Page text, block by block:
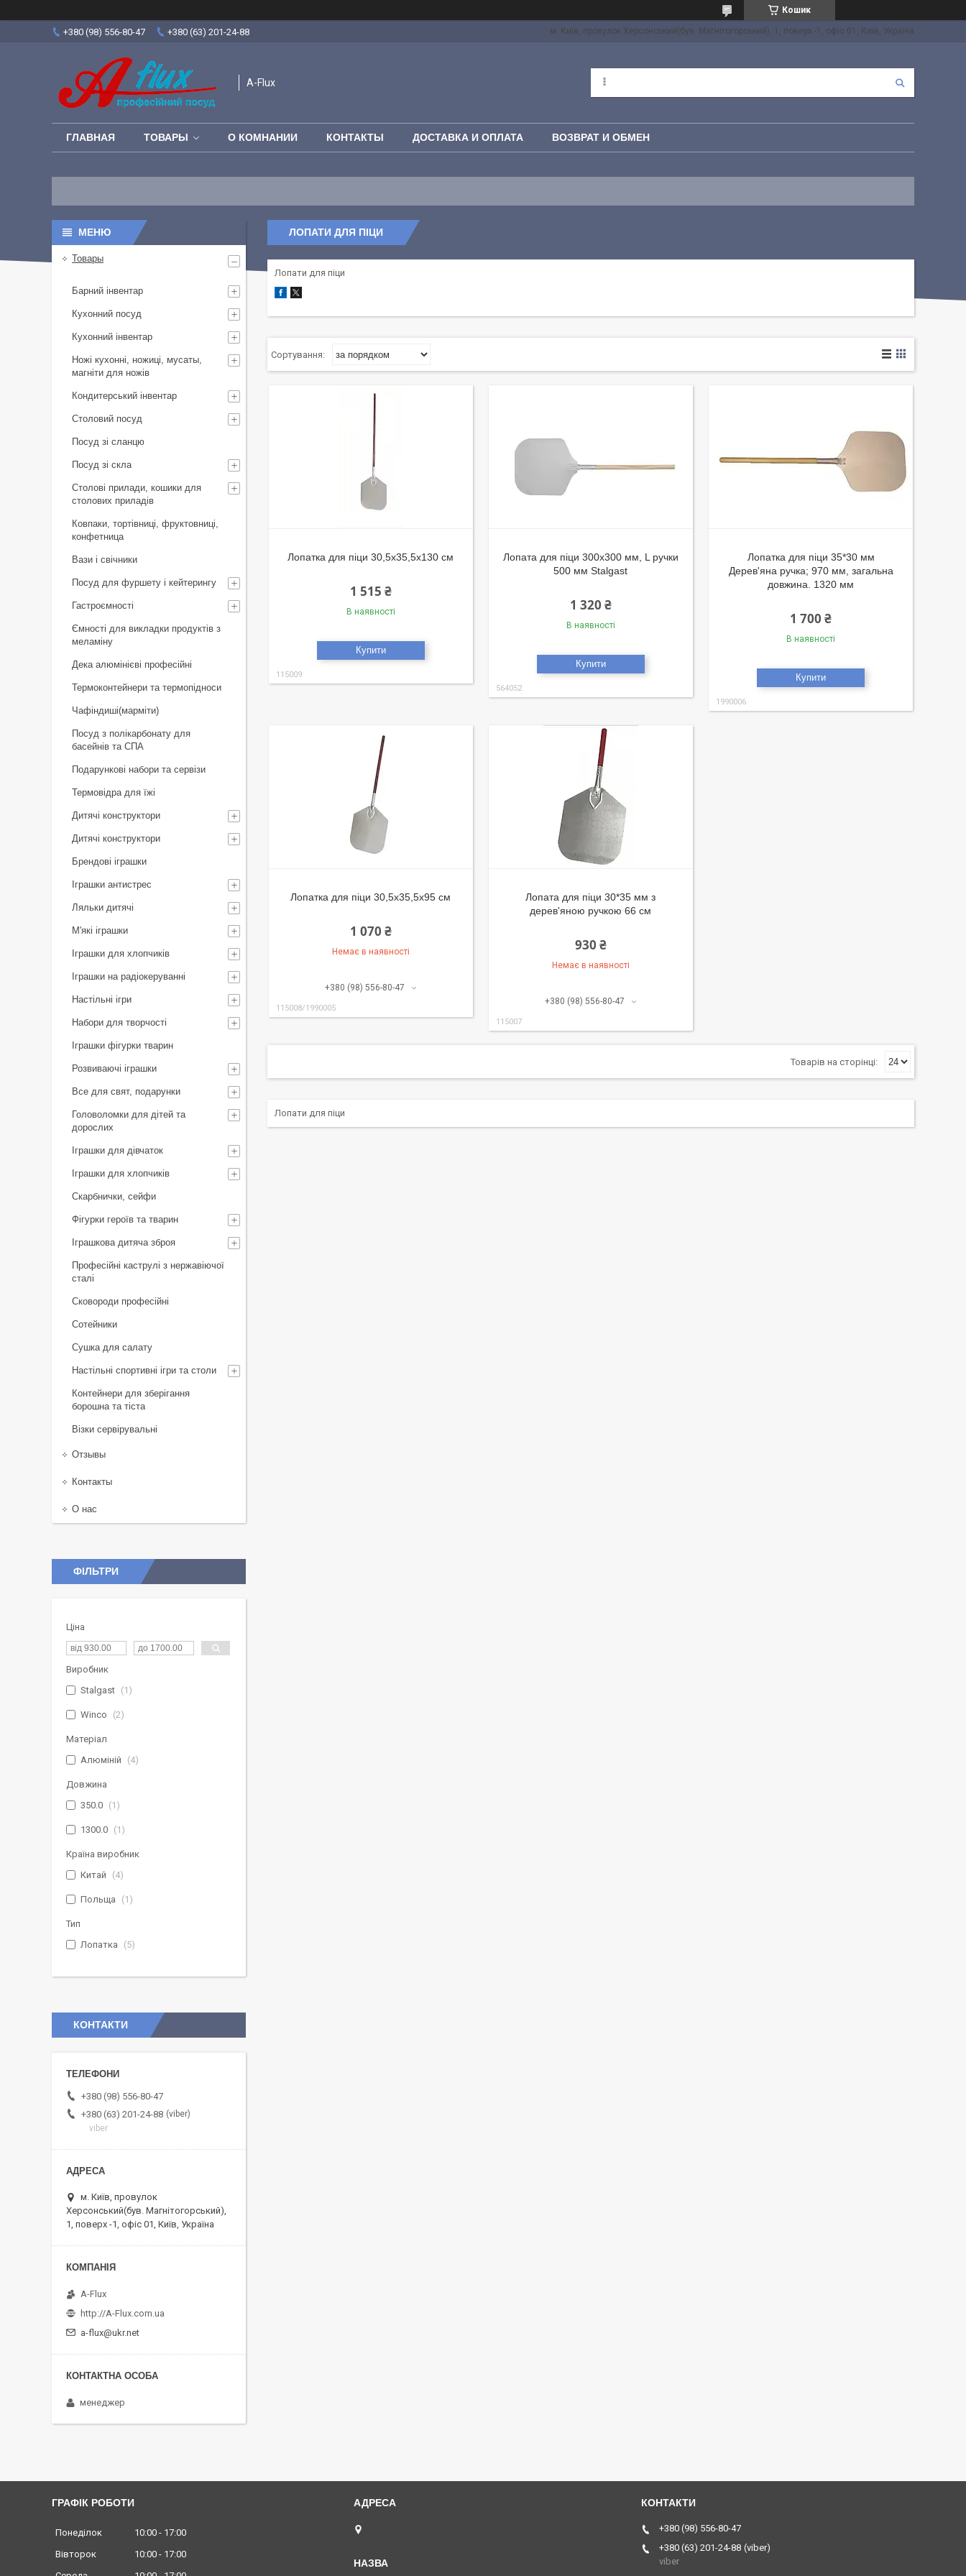
Кошик
+380 (98) 556-80-47 +380 (63) 201-24-88 м. Київ, провулок Херсонський(був. Магнітогорський), 1, поверх -1, офіс 01, Київ, Україна
A-Flux
ГЛАВНАЯ ТОВАРЫ О КОМНАНИИ КОНТАКТЫ ДОСТАВКА И ОПЛАТА ВОЗВРАТ И ОБМЕН
ЛОПАТИ ДЛЯ ПІЦИ
Лопати для піци
Лопатка для піци 30,5х35,5х130 см
1 515 ₴
В наявності
Купити
115009
Лопата для піци 300х300 мм, L ручки
500 мм Stalgast
1 320 ₴
В наявності
Купити
564052
Лопатка для піци 35*30 мм
Дерев'яна ручка; 970 мм, загальна
довжина. 1320 мм
1 700 ₴
В наявності
Купити
1990006
Лопатка для піци 30,5х35,5х95 см
1 070 ₴
Немає в наявності
+380 (98) 556-80-47
115008/1990005
Лопата для піци 30*35 мм з
дерев'яною ручкою 66 см
930 ₴
Немає в наявності
+380 (98) 556-80-47
115007
Лопати для піци
Товары
Барний інвентар
Кухонний посуд
Кухонний інвентар
Ножі кухонні, ножиці, мусаты,
магніти для ножів
Кондитерський інвентар
Столовий посуд
Посуд зі сланцю
Посуд зі скла
Столові прилади, кошики для
столових приладів
Ковпаки, тортівниці, фруктовниці,
конфетница
Вази і свічники
Посуд для фуршету і кейтерингу
Гастроємності
Ємності для викладки продуктів з
меламіну
Дека алюмінієві професійні
Термоконтейнери та термопідноси
Чафіндиші(марміти)
Посуд з полікарбонату для
басейнів та СПА
Подарункові набори та сервізи
Термовідра для їжі
Дитячі конструктори
Дитячі конструктори
Брендові іграшки
Іграшки антистрес
Ляльки дитячі
М'які іграшки
Іграшки для хлопчиків
Іграшки на радіокеруванні
Настільні ігри
Набори для творчості
Іграшки фігурки тварин
Розвиваючі іграшки
Все для свят, подарунки
Головоломки для дітей та
дорослих
Іграшки для дівчаток
Іграшки для хлопчиків
Скарбнички, сейфи
Фігурки героїв та тварин
Іграшкова дитяча зброя
Професійні каструлі з нержавіючої
сталі
Сковороди професійні
Сотейники
Сушка для салату
Настільні спортивні ігри та столи
Контейнери для зберігання
борошна та тіста
Візки сервірувальні
Отзывы
Контакты
О нас
ФІЛЬТРИ
Ціна
Виробник
Stalgast
1
Winco 2
Матеріал
Алюміній
4
Довжина
350.0
1
1300.0 1
Країна виробник
Китай
4
Польща 1
Тип
Лопатка
5
КОНТАКТИ
+380 (98) 556-80-47
+380 (63) 201-24-88 viber
viber
м. Київ, провулок
Херсонський(був. Магнітогорський),
1, поверх -1, офіс 01, Київ, Україна
A-Flux
http://A-Flux.com.ua
a-flux@ukr.net
менеджер
ГРАФІК РОБОТИ
Понеділок 10:00
17:00
Вівторок
10:00
17:00
+380 (98) 556-80-47
+380 (63) 201-24-88 viber
viber